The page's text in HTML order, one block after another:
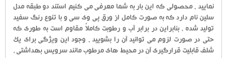
نمایید . محصولی که این بار به شما معرفی می کنیم استند دو طبقه مدل
سلین نام دارد که به صورت کامل از ورق پی وی سی و با تنوع رنگ سفید
تولید شده ، بنابراین در برابر آب و رطوبت کاملاً مقاوم است به طوری که
حتی در صورت لزوم می توانید آن را بشویید . وجود این ویژگی برای یک
شلف قابلیت قرارگیری آن در محیط های مرطوب مانند سرویس بهداشتی ،